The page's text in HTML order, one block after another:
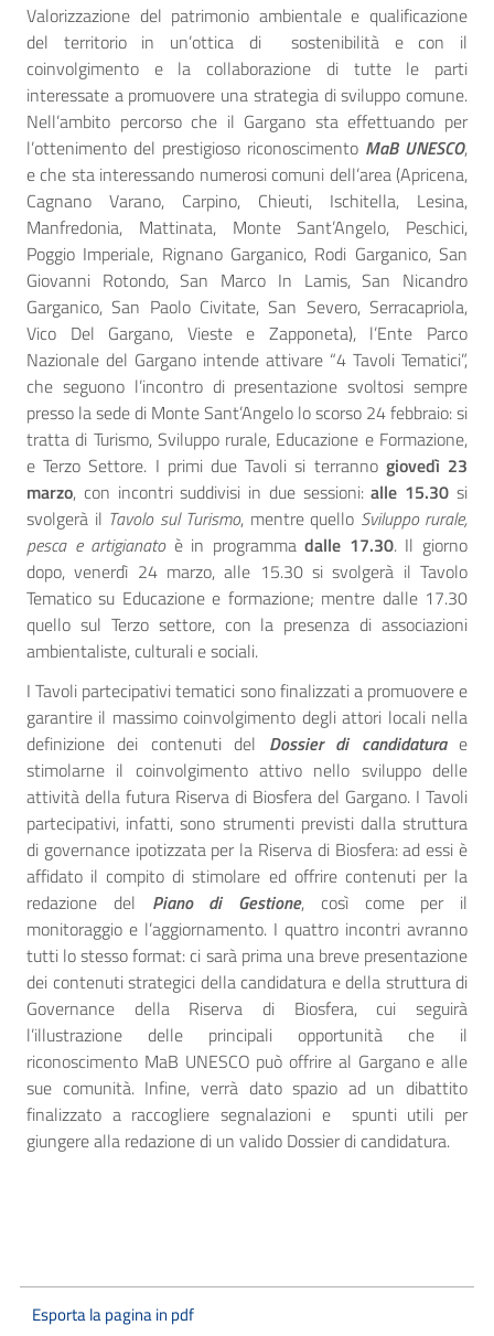
Valorizzazione del patrimonio ambientale e qualificazione
del territorio in un’ottica di
sostenibilità e con il
coinvolgimento e la collaborazione di tutte le parti
interessate a promuovere una strategia di sviluppo comune.
Nell’ambito percorso che il Gargano sta effettuando per
l’ottenimento del prestigioso riconoscimento MaB UNESCO,
e che sta interessando numerosi comuni dell’area (Apricena,
Cagnano Varano, Carpino, Chieuti, Ischitella, Lesina,
Manfredonia, Mattinata, Monte Sant’Angelo, Peschici,
Poggio Imperiale, Rignano Garganico, Rodi Garganico, San
Giovanni Rotondo, San Marco In Lamis, San Nicandro
Garganico, San Paolo Civitate, San Severo, Serracapriola,
Vico Del Gargano, Vieste e Zapponeta), l’Ente Parco
Nazionale del Gargano intende attivare “4 Tavoli Tematici”,
che seguono l’incontro di presentazione svoltosi sempre
presso la sede di Monte Sant’Angelo lo scorso 24 febbraio: si
tratta di Turismo, Sviluppo rurale, Educazione e Formazione,
e Terzo Settore. I primi due Tavoli si terranno giovedì 23
marzo, con incontri suddivisi in due sessioni:alle 15.30si
svolgerà il Tavolo sul Turismo, mentre quello Sviluppo rurale,
pesca e artigianato è in programmadalle 17.30. Il giorno
dopo, venerdì 24 marzo, alle 15.30 si svolgerà il Tavolo
Tematico su Educazione e formazione; mentre dalle 17.30
quello sul Terzo settore, con la presenza di associazioni
ambientaliste, culturali e sociali.
I Tavoli partecipativi tematici sono finalizzati a promuovere e
garantire il massimo coinvolgimento degli attori locali nella
definizione dei contenuti del Dossier di candidaturae
stimolarne il coinvolgimento attivo nello sviluppo delle
attività della futura Riserva di Biosfera del Gargano. I Tavoli
partecipativi, infatti, sono strumenti previsti dalla struttura
di governance ipotizzata per la Riserva di Biosfera: ad essi è
affidato il compito di stimolare ed offrire contenuti per la
redazione del Piano di Gestione, così come per il
monitoraggio e l’aggiornamento. I quattro incontri avranno
tutti lo stesso format: ci sarà prima una breve presentazione
dei contenuti strategici della candidatura e della struttura di
Governance della Riserva di Biosfera, cui seguirà
l’illustrazione delle principali opportunità che il
riconoscimento MaB UNESCO può offrire al Gargano e alle
sue comunità. Infine, verrà dato spazio ad un dibattito
finalizzato a raccogliere segnalazioni e
spunti utili per
giungere alla redazione di un valido Dossier di candidatura.
Esporta la pagina in pdf